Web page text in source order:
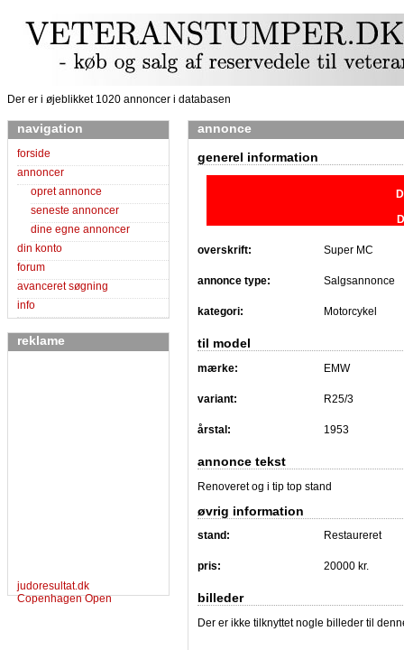
Der er i øjeblikket 1020 annoncer i databasen
navigation
forside
annoncer
opret annonce
seneste annoncer
dine egne annoncer
din konto
forum
avanceret søgning
info
reklame
judoresultat.dk
Copenhagen Open
annonce
generel information
overskrift: Super MC
annonce type: Salgsannonce
kategori: Motorcykel
til model
mærke: EMW
variant: R25/3
årstal: 1953
annonce tekst
Renoveret og i tip top stand
øvrig information
stand: Restaureret
pris: 20000 kr.
billeder
Der er ikke tilknyttet nogle billeder til